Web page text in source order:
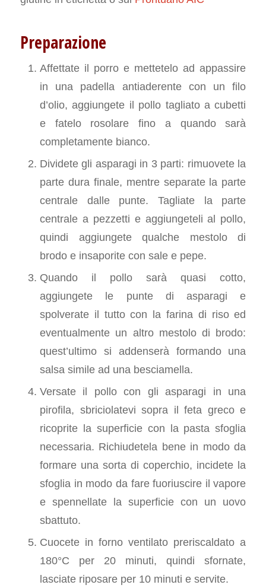
Preparazione
Affettate il porro e mettetelo ad appassire
in una padella antiaderente con un filo
d’olio, aggiungete il pollo tagliato a cubetti
e fatelo rosolare fino a quando sarà
completamente bianco.
Dividete gli asparagi in 3 parti: rimuovete la
parte dura finale, mentre separate la parte
centrale dalle punte. Tagliate la parte
centrale a pezzetti e aggiungeteli al pollo,
quindi aggiungete qualche mestolo di
brodo e insaporite con sale e pepe.
Quando il pollo sarà quasi cotto,
aggiungete le punte di asparagi e
spolverate il tutto con la farina di riso ed
eventualmente un altro mestolo di brodo:
quest’ultimo si addenserà formando una
salsa simile ad una besciamella.
Versate il pollo con gli asparagi in una
pirofila, sbriciolatevi sopra il feta greco e
ricoprite la superficie con la pasta sfoglia
necessaria. Richiudetela bene in modo da
formare una sorta di coperchio, incidete la
sfoglia in modo da fare fuoriuscire il vapore
e spennellate la superficie con un uovo
sbattuto.
Cuocete in forno ventilato preriscaldato a
180°C per 20 minuti, quindi sfornate,
lasciate riposare per 10 minuti e servite.